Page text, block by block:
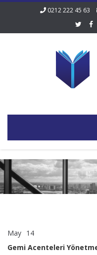
0212 222 45 63
May 14
Yönetmeliği
Gemi Acenteleri